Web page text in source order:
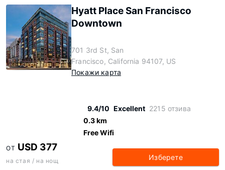
Hyatt Place San Francisco
Downtown
701 3rd St, San
Francisco, California 94107, US
Покажи карта
9.4/10 Excellent 2215 отзива
0.3 km
Free Wifi
ОТ USD 377
на стая / на нощ Изберете